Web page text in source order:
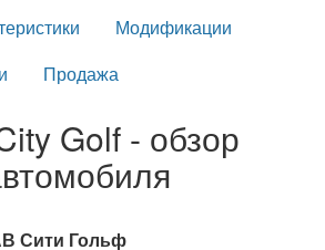
Модификации
Продажа
Golf - обзор
Сити Гольф